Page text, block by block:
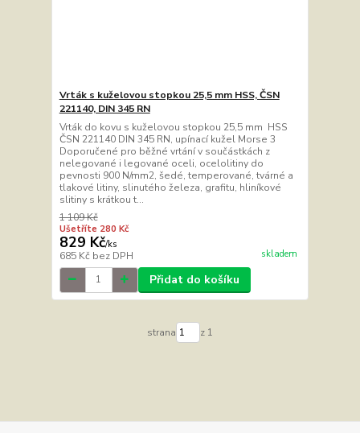
Vrták s kuželovou stopkou 25,5 mm HSS, ČSN
221140, DIN 345 RN
Vrták do kovu s kuželovou stopkou 25,5 mm HSS
ČSN 221140 DIN 345 RN, upínací kužel Morse 3
Doporučené pro běžné vrtání v součástkách z
nelegované i legované oceli, ocelolitiny do
pevnosti 900 N/mm2, šedé, temperované, tvárné a
tlakové litiny, slinutého železa, grafitu, hliníkové
slitiny s krátkou t...
1 109 Kč
Ušetříte 280 Kč
829 Kč/ks
685 Kč bez DPH skladem
Přidat do košíku
strana z 1